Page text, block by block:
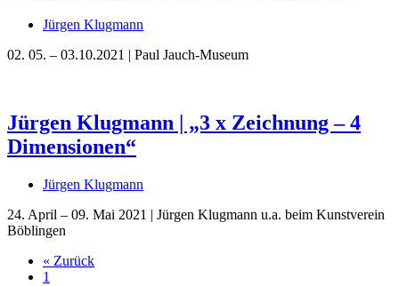
Jürgen Klugmann
02. 05. – 03.10.2021 | Paul Jauch-Museum
Jürgen Klugmann | „3 x Zeichnung – 4
Dimensionen“
Jürgen Klugmann
24. April – 09. Mai 2021 | Jürgen Klugmann u.a. beim Kunstverein
Böblingen
« Zurück
1